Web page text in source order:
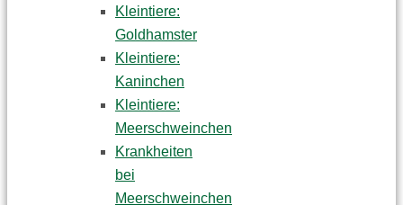
Kleintiere:
Goldhamster
Kleintiere:
Kaninchen
Kleintiere:
Meerschweinchen
Krankheiten
bei
Meerschweinchen